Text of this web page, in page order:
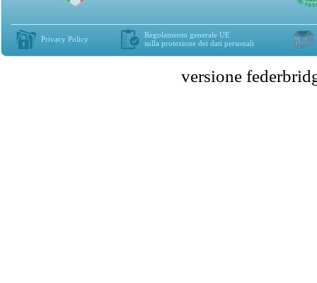
Privacy Policy
Regolamento generale UE
sulla protezione dei dati personali
versione